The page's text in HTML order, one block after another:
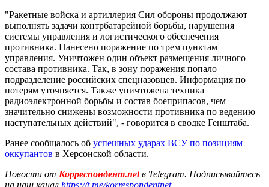
"Ракетные войска и артиллерия Сил обороны продолжают
выполнять задачи контрбатарейной борьбы, нарушения
системы управления и логистического обеспечения
противника. Нанесено поражение по трем пунктам
управления. Уничтожен один объект размещения личного
состава противника. Так, в зону поражения попало
подразделение российских спецназовцев. Информация по
потерям уточняется. Также уничтожена техника
радиоэлектронной борьбы и состав боеприпасов, чем
значительно снижены возможности противника по ведению
наступательных действий", - говорится в сводке Генштаба.
Ранее сообщалось об успешных ударах ВСУ по позициям
оккупантов в Херсонской области.
Новости от Корреспондент.netв Telegram. Подписывайтесь
на наш канал https://t.me/korrespondentnet